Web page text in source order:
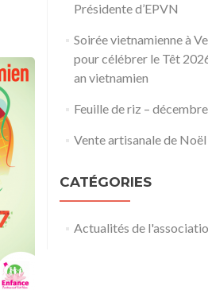
Présidente d’EPVN
Soirée vietnamienne à
pour célébrer le Têt
an vietnamien
Feuille de riz –
Vente artisanale de
CATÉGORIES
Actualités de